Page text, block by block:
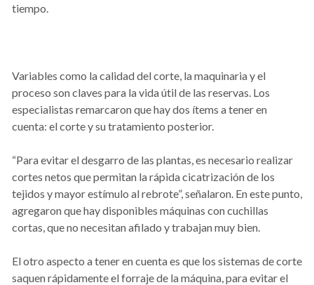
tiempo.
Variables como la calidad del corte, la maquinaria y el
proceso son claves para la vida útil de las reservas. Los
especialistas remarcaron que hay dos ítems a tener en
cuenta: el corte y su tratamiento posterior.
“Para evitar el desgarro de las plantas, es necesario realizar
cortes netos que permitan la rápida cicatrización de los
tejidos y mayor estímulo al rebrote”, señalaron. En este punto,
agregaron que hay disponibles máquinas con cuchillas
cortas, que no necesitan afilado y trabajan muy bien.
El otro aspecto a tener en cuenta es que los sistemas de corte
saquen rápidamente el forraje de la máquina, para evitar el